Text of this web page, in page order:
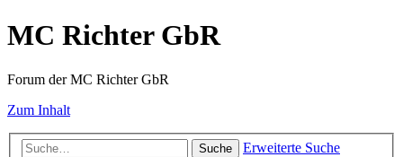
MC Richter GbR
Forum der MC Richter GbR
Zum Inhalt
Suche Erweiterte Suche